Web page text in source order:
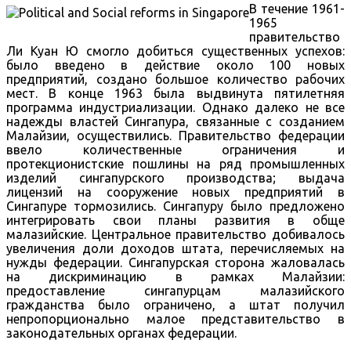
В течение 1961-
1965
правительство
Ли Куан Ю смогло добиться существенных успехов:
было введено в действие около 100 новых
предприятий, создано большое количество рабочих
мест. В конце 1963 была выдвинута пятилетняя
программа индустриализации. Однако далеко не все
надежды властей Сингапура, связанные с созданием
Малайзии, осуществились. Правительство федерации
ввело количественные ограничения и
протекционистские пошлины на ряд промышленных
изделий сингапурского производства; выдача
лицензий на сооружение новых предприятий в
Сингапуре тормозились. Сингапуру было предложено
интегрировать свои планы развития в обще
малазийские. Центральное правительство добивалось
увеличения доли доходов штата, перечисляемых на
нужды федерации. Сингапурская сторона жаловалась
на дискриминацию в рамках Малайзии:
предоставление сингапурцам малазийского
гражданства было ограничено, а штат получил
непропорционально малое представительство в
законодательных органах федерации.